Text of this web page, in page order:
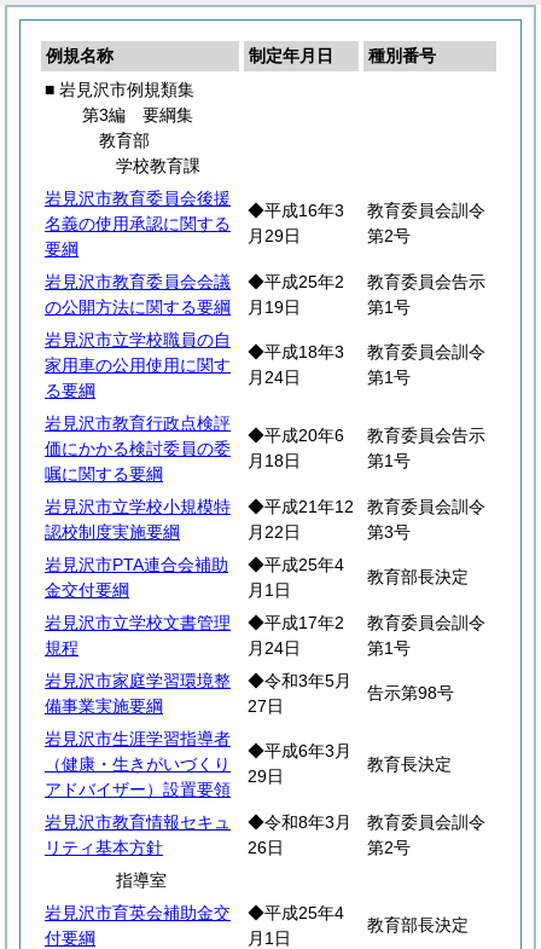
例規名称 制定年月日
種別番号
■ 岩見沢市例規類集
第3編 要綱集
教育部
学校教育課
岩見沢市教育委員会後援
名義の使用承認に関する
要綱
◆平成16年3
月29日
教育委員会訓令
第2号
岩見沢市教育委員会会議
の公開方法に関する要綱
◆平成25年2
月19日
教育委員会告示
第1号
岩見沢市立学校職員の自
家用車の公用使用に関す
る要綱
◆平成18年3
月24日
教育委員会訓令
第1号
岩見沢市教育行政点検評
価にかかる検討委員の委
嘱に関する要綱
◆平成20年6
月18日
教育委員会告示
第1号
岩見沢市立学校小規模特
認校制度実施要綱
◆平成21年12
月22日
教育委員会訓令
第3号
岩見沢市PTA連合会補助
金交付要綱
◆平成25年4
月1日
教育部長決定
岩見沢市立学校文書管理
規程
◆平成17年2
月24日
教育委員会訓令
第1号
岩見沢市家庭学習環境整
備事業実施要綱
◆令和3年5月
27日
告示第98号
岩見沢市生涯学習指導者
（健康・生きがいづくり
アドバイザー）設置要領
◆平成6年3月
29日
教育長決定
岩見沢市教育情報セキュ
リティ基本方針
◆令和8年3月
26日
教育委員会訓令
第2号
指導室
岩見沢市育英会補助金交
付要綱
◆平成25年4
月1日
教育部長決定